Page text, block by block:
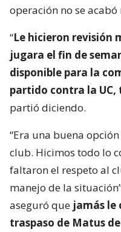
operación no se
“Le hicieron revisión
jugara el fin de
disponible para la
partido contra la UC,
partió diciendo.
“Era una buena
club. Hicimos todo lo
faltaron el respeto al
manejo de la
aseguró que jamás le
traspaso de Matus